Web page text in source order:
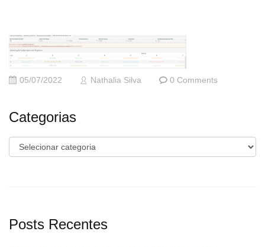
05/07/2022 Nathalia Silva 0 Comments
Categorias
Categorias
Posts Recentes